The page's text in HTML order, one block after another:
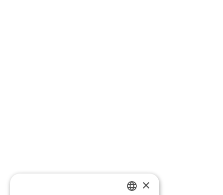
×